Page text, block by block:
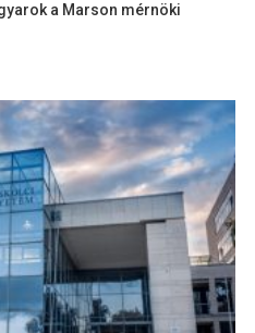
a Marson mérnöki